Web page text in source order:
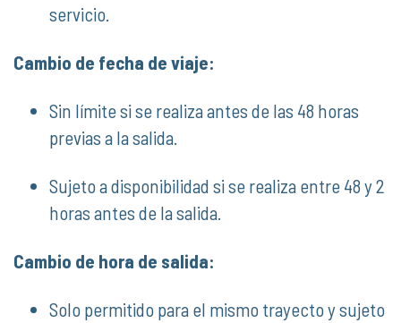
servicio.
Cambio de fecha de viaje:
Sin límite si se realiza antes de las 48 horas
previas a la salida.
Sujeto a disponibilidad si se realiza entre 48 y 2
horas antes de la salida.
Cambio de hora de salida:
Solo permitido para el mismo trayecto y sujeto